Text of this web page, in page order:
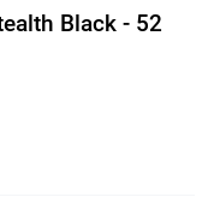
Black - 52